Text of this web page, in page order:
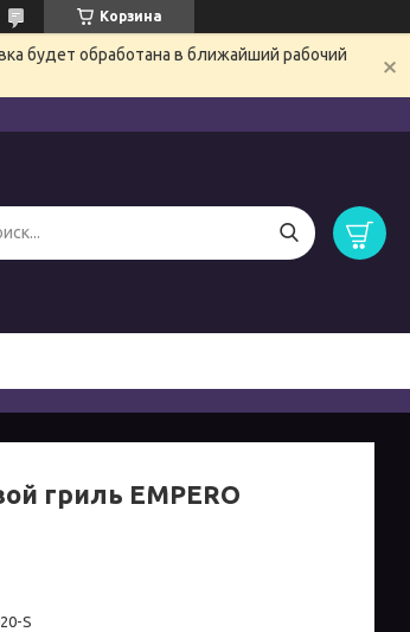
Корзина
будет обработана в ближайший рабочий
гриль EMPERO
S